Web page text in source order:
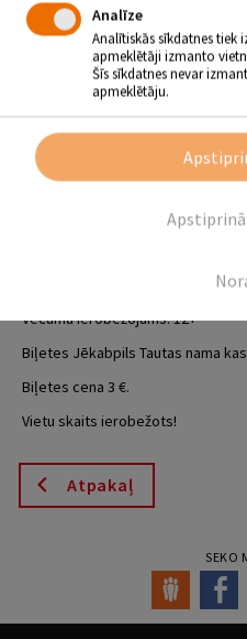
Vakarā Maksis un Jana satiekas
pirmo, pamatīgo skandālu. Kad
viņi nebūtu šos 10 gadus
mēles, tad varbūt būtu iznācis
atvēlētā mēneša laikā palīdzēt
un vienkārši dīvainas vēlēšanās.
Režisors: Deivids Dodsons,
Lomās: Volodimirs Zelenskis,
Filmas garums: 1 h 36 min.
https://
Vecuma ierobežojums: 12+
Biļetes Jēkabpils Tautas nama
Biļetes cena 3 €.
Vietu skaits ierobežots!
Atpakaļ
SEKO
Analīze
Analītiskās sīkdatnes tiek
apmeklētāji izmanto
Šīs sīkdatnes nevar
apmeklētāju.